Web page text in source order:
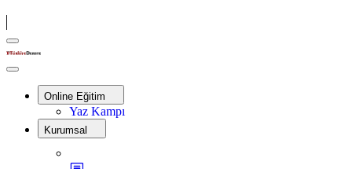
Menu
Türkiye
Derste
Close
Online Eğitim
Yaz Kampı
Kurumsal